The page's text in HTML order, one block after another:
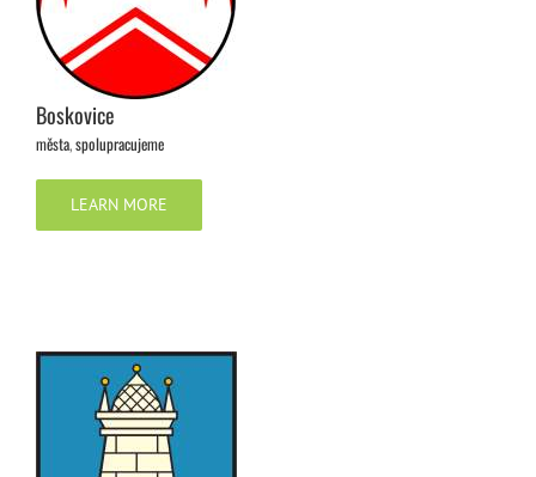
Boskovice
města,spolupracujeme
LEARN MORE